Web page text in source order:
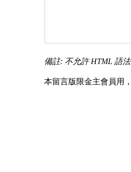
備註: 不允許 HTML 語法
本留言版限金主會員用，